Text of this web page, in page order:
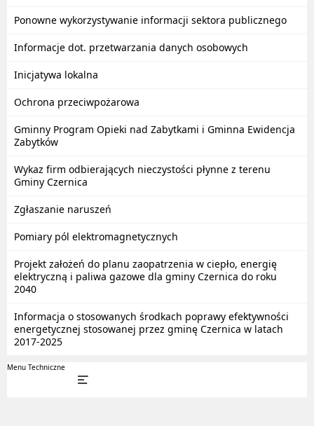
Ponowne wykorzystywanie informacji sektora publicznego
Informacje dot. przetwarzania danych osobowych
Inicjatywa lokalna
Ochrona przeciwpożarowa
Gminny Program Opieki nad Zabytkami i Gminna Ewidencja
Zabytków
Wykaz firm odbierających nieczystości płynne z terenu
Gminy Czernica
Zgłaszanie naruszeń
Pomiary pól elektromagnetycznych
Projekt założeń do planu zaopatrzenia w ciepło, energię
elektryczną i paliwa gazowe dla gminy Czernica do roku
2040
Informacja o stosowanych środkach poprawy efektywności
energetycznej stosowanej przez gminę Czernica w latach
2017-2025
Menu Techniczne